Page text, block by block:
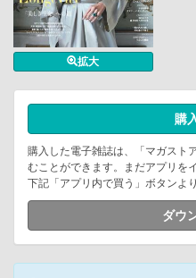
拡大
購
購入した電子雑誌は、「マガスト
むことができます。まだアプリを
下記「アプリ内で買う」ボタンよ
ダウ